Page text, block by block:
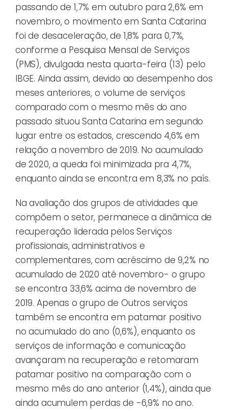
passando de 1,7% em outubro para 2,6% em
novembro, o movimento em Santa Catarina
foi de desaceleração, de 1,8% para 0,7%,
conforme a Pesquisa Mensal de Serviços
(PMS), divulgada nesta quarta-feira (13) pelo
IBGE. Ainda assim, devido ao desempenho dos
meses anteriores, o volume de serviços
comparado com o mesmo mês do ano
passado situou Santa Catarina em segundo
lugar entre os estados, crescendo 4,6% em
relação a novembro de 2019. No acumulado
de 2020, a queda foi minimizada pra 4,7%,
enquanto ainda se encontra em 8,3% no país.
Na avaliação dos grupos de atividades que
compõem o setor, permanece a dinâmica de
recuperação liderada pelos Serviços
profissionais, administrativos e
complementares, com acréscimo de 9,2% no
acumulado de 2020 até novembro- o grupo
se encontra 33,6% acima de novembro de
2019. Apenas o grupo de Outros serviços
também se encontra em patamar positivo
no acumulado do ano (0,6%), enquanto os
serviços de informação e comunicação
avançaram na recuperação e retomaram
patamar positivo na comparação com o
mesmo mês do ano anterior (1,4%), ainda que
ainda acumulem perdas de -6,9% no ano.